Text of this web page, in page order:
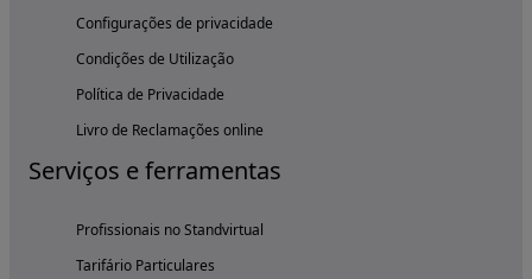
Configurações de privacidade
Condições de Utilização
Política de Privacidade
Livro de Reclamações online
Serviços e ferramentas
Profissionais no Standvirtual
Tarifário Particulares